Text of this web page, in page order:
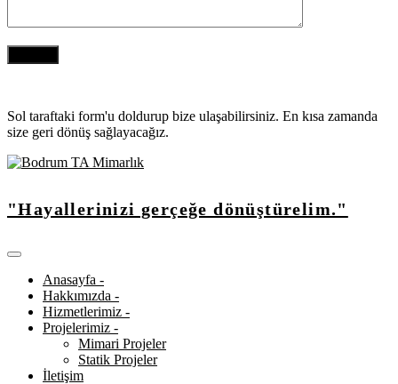
Sol taraftaki form'u doldurup bize ulaşabilirsiniz. En kısa zamanda
size geri dönüş sağlayacağız.
"Hayallerinizi gerçeğe dönüştürelim."
Anasayfa -
Hakkımızda -
Hizmetlerimiz -
Projelerimiz -
Mimari Projeler
Statik Projeler
İletişim